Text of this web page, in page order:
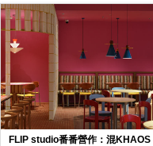
FLIP studio番番營作：混KHAOS